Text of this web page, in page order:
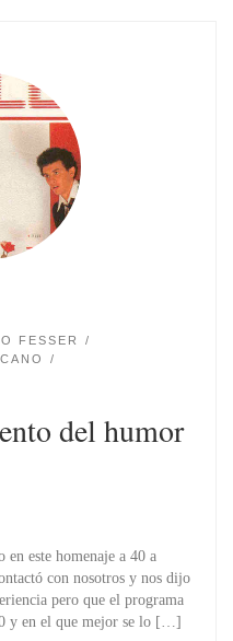
FESSER
del humor
en este homenaje a 40 a
con nosotros y nos dijo
pero que el programa
y en el que mejor se lo […]